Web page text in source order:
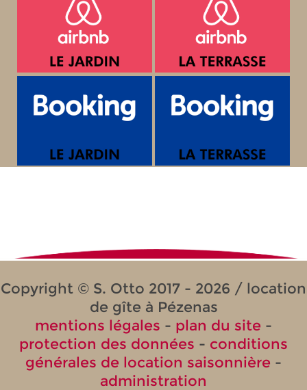
Copyright © S. Otto 2017 - 2026 / location
de gîte à Pézenas
mentions légales - plan du site -
protection des données - conditions
générales de location saisonnière -
administration